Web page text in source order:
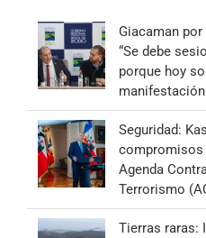
Giacaman
“Se debe
porque hoy
Seguridad:
compromisos
Agenda
Terrorismo
Tierras raras: